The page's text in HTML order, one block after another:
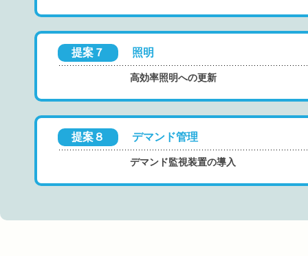
提案７ 照明
高効率照明への更新
提案８ デマンド管理
デマンド監視装置の導入